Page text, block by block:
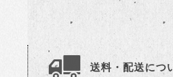
送料・配送につ